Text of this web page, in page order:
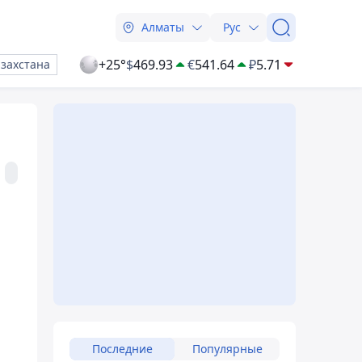
Алматы Рус
+25°$469.93 €541.64 ₽5.71
Последние Популярные